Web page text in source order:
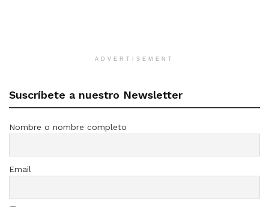
ADVERTISEMENT
Suscríbete a nuestro Newsletter
Nombre o nombre completo
Email